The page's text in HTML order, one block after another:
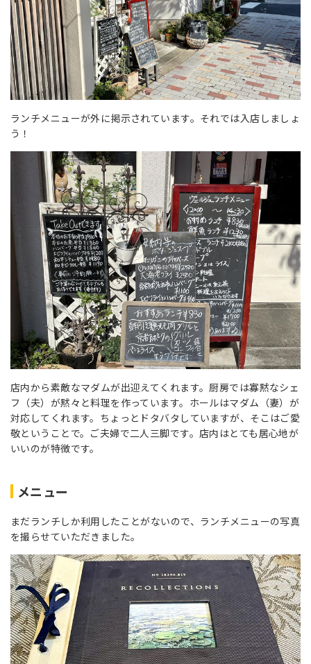
ランチメニューが外に掲示されています。それでは入店しましょ
う！
店内から素敵なマダムが出迎えてくれます。厨房では寡黙なシェ
フ（夫）が黙々と料理を作っています。ホールはマダム（妻）が
対応してくれます。ちょっとドタバタしていますが、そこはご愛
敬ということで。ご夫婦で二人三脚です。店内はとても居心地が
いいのが特徴です。
メニュー
まだランチしか利用したことがないので、ランチメニューの写真
を撮らせていただきました。